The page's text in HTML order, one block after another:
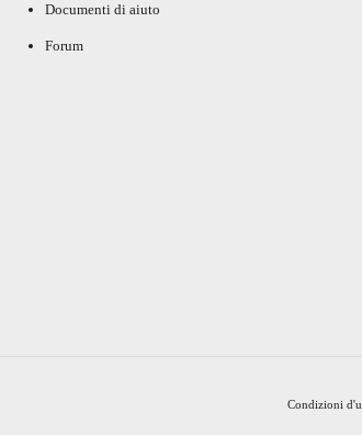
Documenti di aiuto
Forum
Condizioni